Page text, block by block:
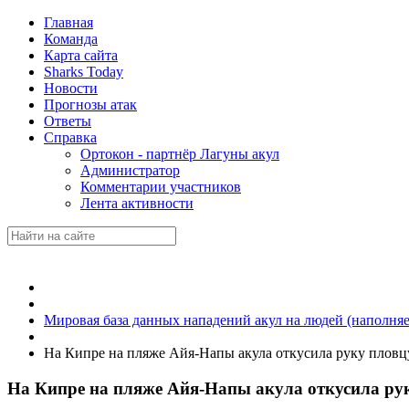
Главная
Команда
Карта сайта
Sharks Today
Новости
Прогнозы атак
Ответы
Справка
Ортокон - партнёр Лагуны акул
Администратор
Комментарии участников
Лента активности
Мировая база данных нападений акул на людей
На Кипре на пляже Айя-Напы акула откусила руку
На Кипре на пляже Айя-Напы акула откусила